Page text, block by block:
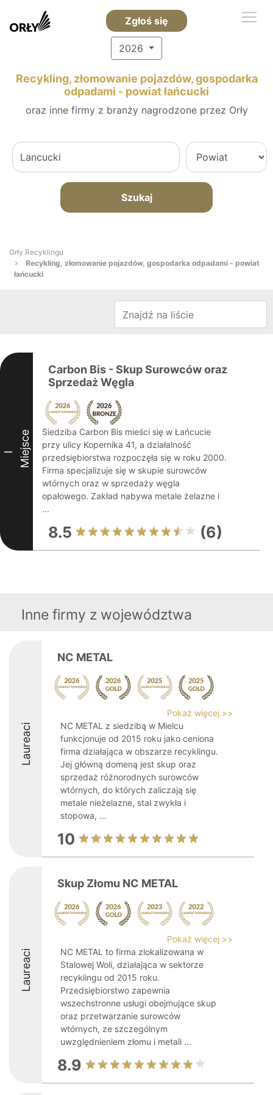
Zgłoś się
2026
Recykling, złomowanie pojazdów, gospodarka
odpadami - powiat łańcucki
oraz inne firmy z branży nagrodzone przez Orły
Szukaj
Orły Recyklingu
Recykling, złomowanie pojazdów, gospodarka odpadami - powiat
łańcucki
I Miejsce
Carbon Bis - Skup Surowców oraz
Sprzedaż Węgla
Siedziba Carbon Bis mieści się w Łańcucie
przy ulicy Kopernika 41, a działalność
przedsiębiorstwa rozpoczęła się w roku 2000.
Firma specjalizuje się w skupie surowców
wtórnych oraz w sprzedaży węgla
opałowego. Zakład nabywa metale żelazne i
...
8.5 (6)
Inne firmy z województwa
Laureaci
NC METAL
Pokaż więcej >>
NC METAL z siedzibą w Mielcu
funkcjonuje od 2015 roku jako ceniona
firma działająca w obszarze recyklingu.
Jej główną domeną jest skup oraz
sprzedaż różnorodnych surowców
wtórnych, do których zaliczają się
metale nieżelazne, stal zwykła i
stopowa, ...
10
Laureaci
Skup Złomu NC METAL
Pokaż więcej >>
NC METAL to firma zlokalizowana w
Stalowej Woli, działająca w sektorze
recyklingu od 2015 roku.
Przedsiębiorstwo zapewnia
wszechstronne usługi obejmujące skup
oraz przetwarzanie surowców
wtórnych, ze szczególnym
uwzględnieniem złomu i metali ...
8.9